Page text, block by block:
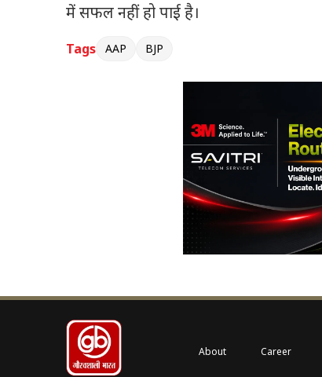
में सफल नहीं हो पाई है।
Tags AAP BJP
About Career